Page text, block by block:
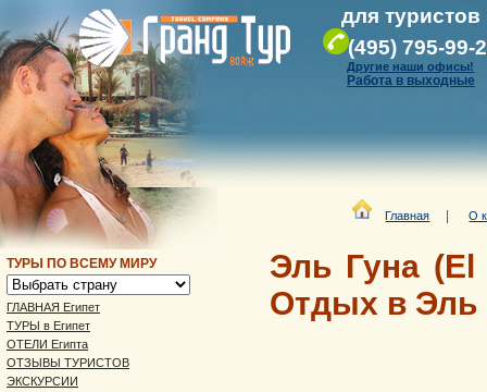
для туристов
(495) 795-99-
Другие наши офисы!
Работа в выходные
ТУРЫ ПО ВСЕМУ МИРУ
ГЛАВНАЯ Египет
ТУРЫ в Египет
ОТЕЛИ Египта
ОТЗЫВЫ ТУРИСТОВ
ЭКСКУРСИИ
Главная |О
Эль Гуна (El
Отдых в Эль